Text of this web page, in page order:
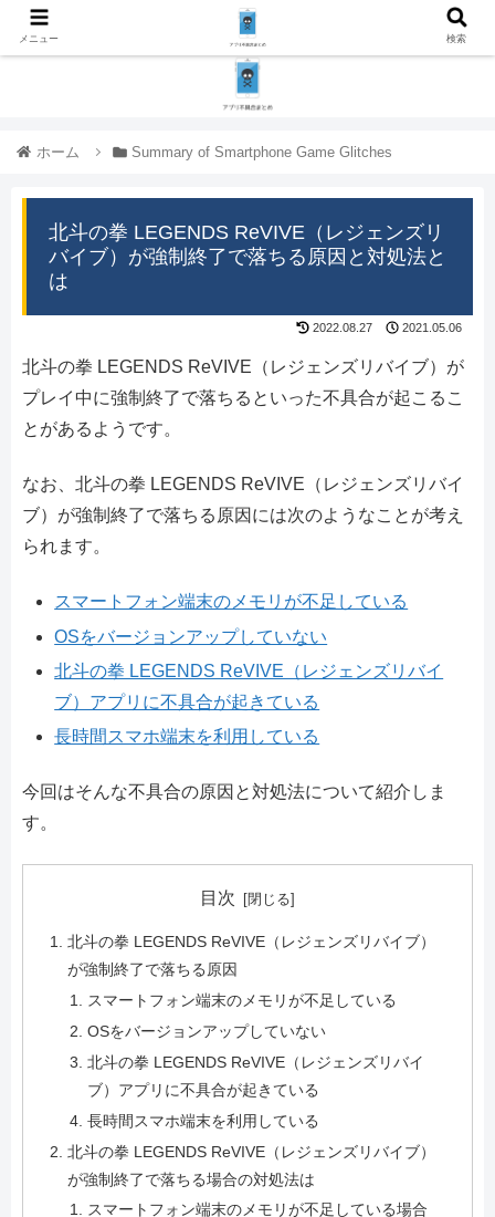
ホーム Summary of Smartphone Game Glitches
北斗の拳 LEGENDS ReVIVE（レジェンズリ
バイブ）が強制終了で落ちる原因と対処法と
は
2022.08.27 2021.05.06
北斗の拳 LEGENDS ReVIVE（レジェンズリバイブ）が
プレイ中に強制終了で落ちるといった不具合が起こるこ
とがあるようです。
なお、北斗の拳 LEGENDS ReVIVE（レジェンズリバイ
ブ）が強制終了で落ちる原因には次のようなことが考え
られます。
スマートフォン端末のメモリが不足している
OSをバージョンアップしていない
北斗の拳 LEGENDS ReVIVE（レジェンズリバイ
ブ）アプリに不具合が起きている
長時間スマホ端末を利用している
今回はそんな不具合の原因と対処法について紹介しま
す。
目次
北斗の拳 LEGENDS ReVIVE（レジェンズリバイブ）
が強制終了で落ちる原因
スマートフォン端末のメモリが不足している
OSをバージョンアップしていない
北斗の拳 LEGENDS ReVIVE（レジェンズリバイ
ブ）アプリに不具合が起きている
長時間スマホ端末を利用している
北斗の拳 LEGENDS ReVIVE（レジェンズリバイブ）
が強制終了で落ちる場合の対処法は
スマートフォン端末のメモリが不足している場合
メニュー 検索